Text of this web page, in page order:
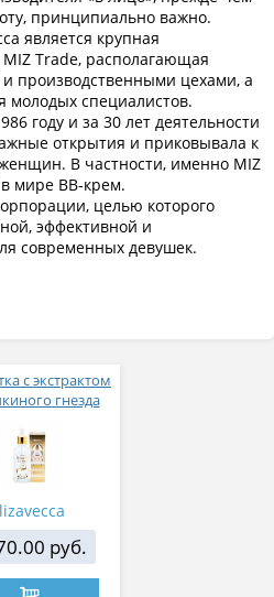
принципиально важно.
является крупная
Trade, располагающая
производственными цехами, а
молодых специалистов.
году и за 30 лет деятельности
открытия и приковывала к
В частности, именно MIZ
мире BB-крем.
целью которого
эффективной и
современных девушек.
с экстрактом
гнезда
50 мл
руб.